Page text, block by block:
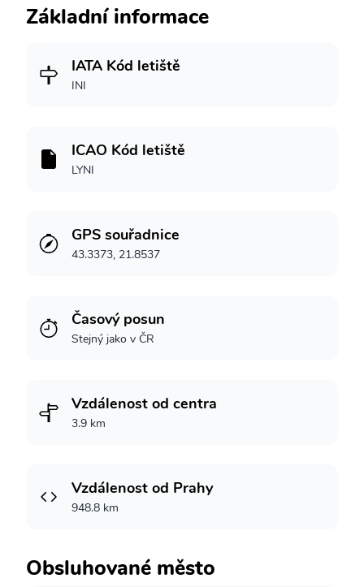
Základní informace
IATA Kód letiště
INI
ICAO Kód letiště
LYNI
GPS souřadnice
43.3373, 21.8537
Časový posun
Stejný jako v ČR
Vzdálenost od centra
3.9 km
Vzdálenost od Prahy
948.8 km
Obsluhované město